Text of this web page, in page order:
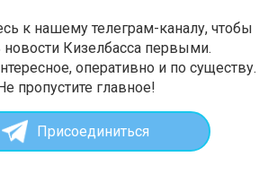
к нашему телеграм-каналу, чтобы
новости Кизелбасса первыми.
оперативно и по существу.
пропустите главное!
Присоединиться